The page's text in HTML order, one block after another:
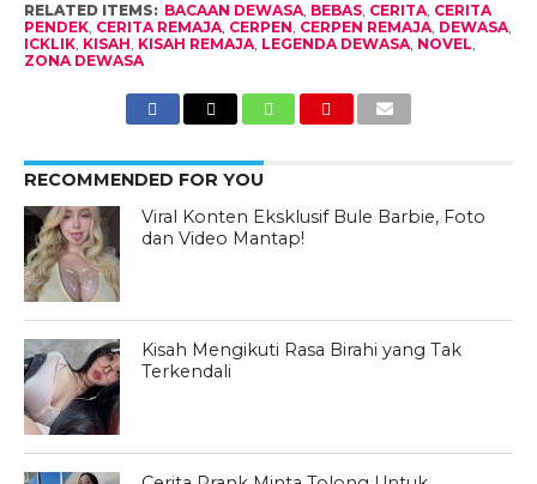
RELATED ITEMS: BACAAN DEWASA, BEBAS, CERITA, CERITA
PENDEK, CERITA REMAJA, CERPEN, CERPEN REMAJA, DEWASA,
ICKLIK, KISAH, KISAH REMAJA, LEGENDA DEWASA, NOVEL,
ZONA DEWASA
RECOMMENDED FOR YOU
Viral Konten Eksklusif Bule Barbie, Foto
dan Video Mantap!
Kisah Mengikuti Rasa Birahi yang Tak
Terkendali